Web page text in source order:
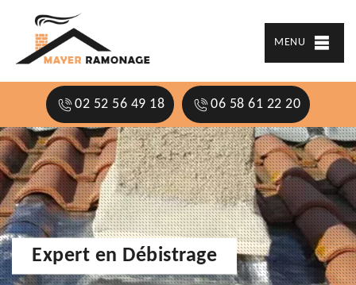
MENU
02 52 56 49 18 06 58 61 22 20
Expert en Débistrage